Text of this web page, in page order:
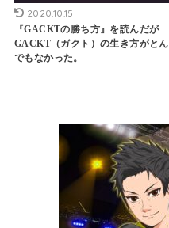
2020.10.15
『GACKTの勝ち方』を読んだが
GACKT（ガクト）の生き方がとん
でもなかった。